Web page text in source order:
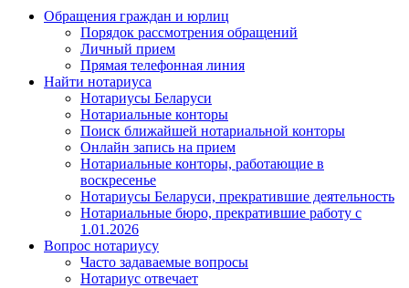
Обращения граждан и юрлиц
Порядок рассмотрения обращений
Личный прием
Прямая телефонная линия
Найти нотариуса
Нотариусы Беларуси
Нотариальные конторы
Поиск ближайшей нотариальной конторы
Онлайн запись на прием
Нотариальные конторы, работающие в
воскресенье
Нотариусы Беларуси, прекратившие деятельность
Нотариальные бюро, прекратившие работу с
1.01.2026
Вопрос нотариусу
Часто задаваемые вопросы
Нотариус отвечает